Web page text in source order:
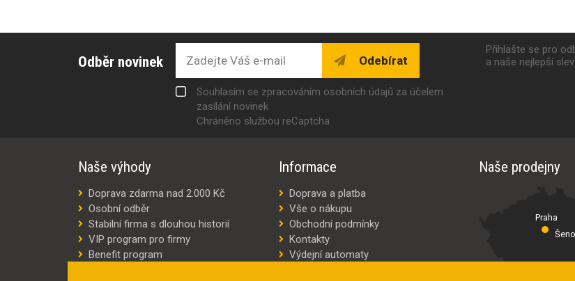
Odběr novinek Odebírat
Souhlasím se zpracováním osobních údajů za účelem
zasílání novinek
Chráněno službou reCaptcha
Přihlašte se pro
a naše nejlepší
Naše výhody
Doprava zdarma nad 2.000 Kč
Osobní odběr
Stabilní firma s dlouhou historií
VIP program pro firmy
Benefit program
Informace
Doprava a platba
Vše o nákupu
Obchodní podmínky
Kontakty
Výdejní automaty
Naše prodejny
Praha